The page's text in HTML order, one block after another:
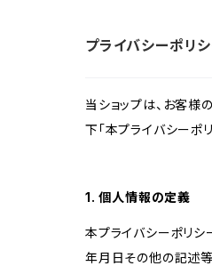
プライバシーポリ
当ショップは、お客様
下「本プライバシーポ
1. 個人情報の定義
本プライバシーポリシ
年月日その他の記述